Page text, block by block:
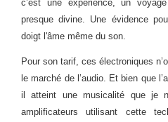
c’est une expérience, un
presque divine. Une évidence
doigt l'âme même du son.
Pour son tarif, ces électroniques
le marché de l’audio. Et bien que
il atteint une musicalité que je
amplificateurs utilisant cette